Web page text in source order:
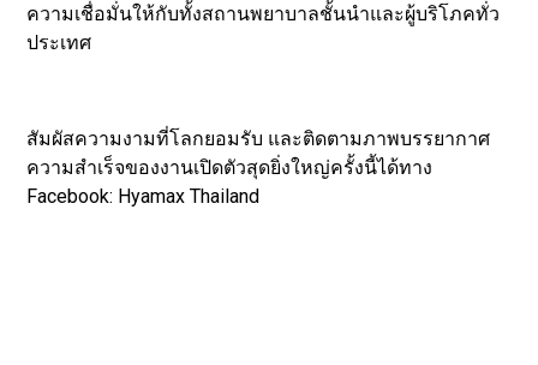
ความเชื่อมั่นให้กับทั้งสถานพยาบาลชั้นนำและผู้บริโภคทั่ว
ประเทศ
สัมผัสความงามที่โลกยอมรับ และติดตามภาพบรรยากาศ
ความสำเร็จของงานเปิดตัวสุดยิ่งใหญ่ครั้งนี้ได้ทาง
Facebook: Hyamax Thailand